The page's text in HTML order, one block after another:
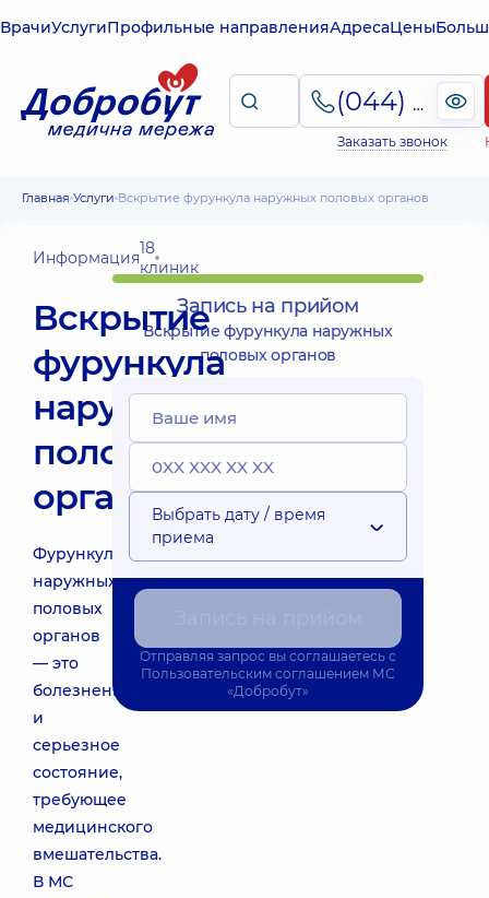
ВрачиУслугиПрофильные направленияАдресаЦены
(044) 495-2-888
Заказать звонок
Главная Услуги Вскрытие фурункула наружных половых органов
Информация18
клиник
Вскрытие
фурункула
наружных
половых
органов
Фурункул
наружных
половых
органов
— это
болезненное
и
серьезное
состояние,
требующее
медицинского
вмешательства.
В МС
Запись на прийом
Вскрытие фурункула наружных
половых органов
Выбрать дату / время
приема
Отправляя запрос вы соглашаетесь с
Пользовательским соглашением МС
«Добробут»